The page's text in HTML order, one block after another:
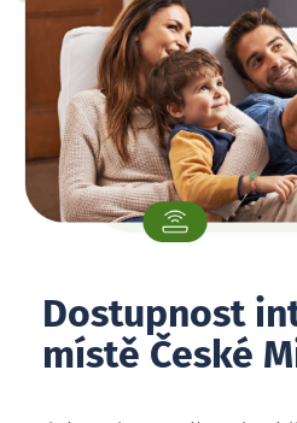
Dostupnost
místě České